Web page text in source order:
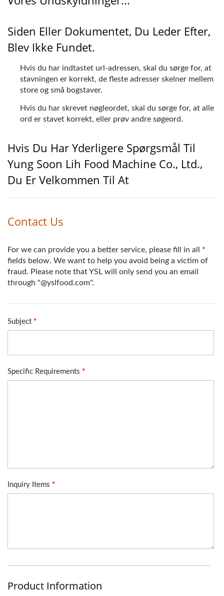
SOON LIH FOOD
MACHINE CO., LTD.
Siden Eller Dokumentet, Du Leder Efter,
Blev Ikke Fundet.
Hvis du har indtastet url-adressen, skal du sørge for, at
stavningen er korrekt, de fleste adresser skelner mellem
store og små bogstaver.
Hvis du har skrevet nøgleordet, skal du sørge for, at alle
ord er stavet korrekt, eller prøv andre søgeord.
Hvis Du Har Yderligere Spørgsmål Til
Yung Soon Lih Food Machine Co., Ltd.,
Du Er Velkommen Til At